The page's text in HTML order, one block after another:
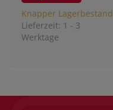
Knapper Lagerbestand
Lieferzeit: 1 - 3
Werktage